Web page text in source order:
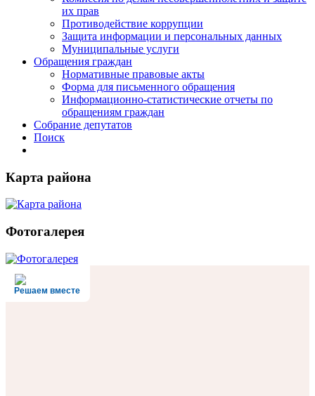
их прав
Противодействие коррупции
Защита информации и персональных данных
Муниципальные услуги
Обращения граждан
Нормативные правовые акты
Форма для письменного обращения
Информационно-статистические отчеты по
обращениям граждан
Собрание депутатов
Поиск
Карта района
Фотогалерея
Решаем вместе